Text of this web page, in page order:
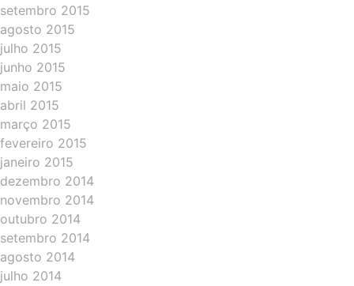
setembro 2015
agosto 2015
julho 2015
junho 2015
maio 2015
abril 2015
março 2015
fevereiro 2015
janeiro 2015
dezembro 2014
novembro 2014
outubro 2014
setembro 2014
agosto 2014
julho 2014